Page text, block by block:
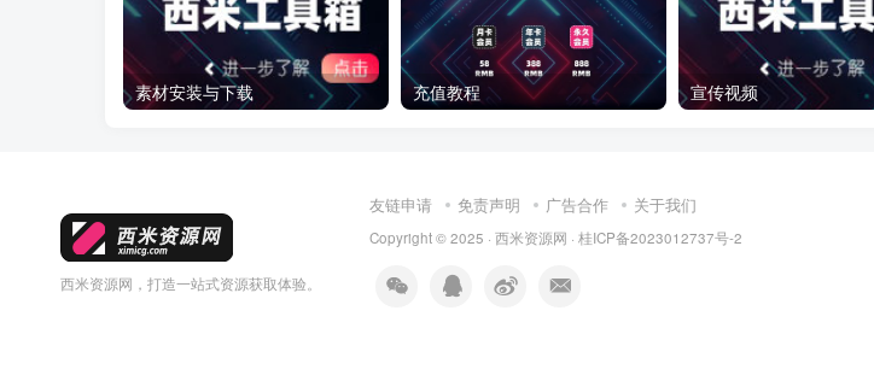
素材安装与下载 充值教程 宣传视频
西米资源网，打造一站式资源获取体验。
友链申请 免责声明 广告合作 关于我们
Copyright © 2025 · 西米资源网 · 桂ICP备2023012737号-2